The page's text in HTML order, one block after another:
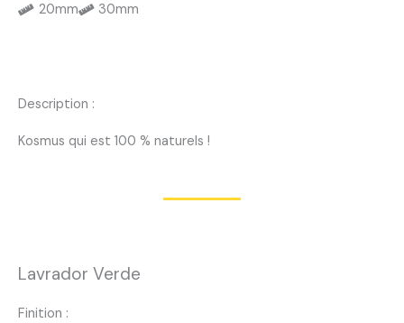
20mm 30mm
Description :
Kosmus qui est 100 % naturels !
Lavrador Verde
Finition :